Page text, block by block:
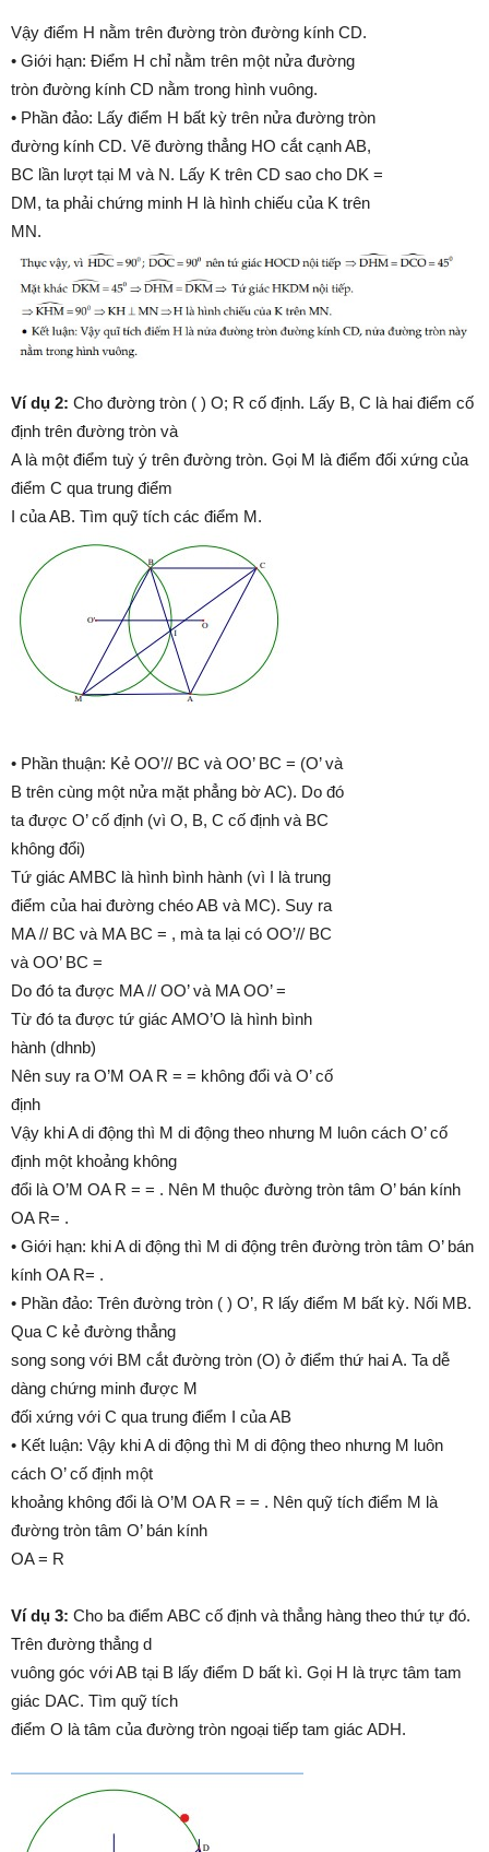
Vậy điểm H nằm trên đường tròn đường kính CD.
• Giới hạn: Điểm H chỉ nằm trên một nửa đường
tròn đường kính CD nằm trong hình vuông.
• Phần đảo: Lấy điểm H bất kỳ trên nửa đường tròn
đường kính CD. Vẽ đường thẳng HO cắt cạnh AB,
BC lần lượt tại M và N. Lấy K trên CD sao cho DK =
DM, ta phải chứng minh H là hình chiếu của K trên
MN.
Ví dụ 2: Cho đường tròn ( ) O; R cố định. Lấy B, C là hai điểm cố
định trên đường tròn và
A là một điểm tuỳ ý trên đường tròn. Gọi M là điểm đối xứng của
điểm C qua trung điểm
I của AB. Tìm quỹ tích các điểm M.
• Phần thuận: Kẻ OO’// BC và OO’ BC = (O’ và
B trên cùng một nửa mặt phẳng bờ AC). Do đó
ta được O’ cố định (vì O, B, C cố định và BC
không đổi)
Tứ giác AMBC là hình bình hành (vì I là trung
điểm của hai đường chéo AB và MC). Suy ra
MA // BC và MA BC = , mà ta lại có OO’// BC
và OO’ BC =
Do đó ta được MA // OO’ và MA OO’ =
Từ đó ta được tứ giác AMO’O là hình bình
hành (dhnb)
Nên suy ra O’M OA R = = không đổi và O’ cố
định
Vậy khi A di động thì M di động theo nhưng M luôn cách O’ cố
định một khoảng không
đổi là O’M OA R = = . Nên M thuộc đường tròn tâm O’ bán kính
OA R= .
• Giới hạn: khi A di động thì M di động trên đường tròn tâm O’ bán
kính OA R= .
• Phần đảo: Trên đường tròn ( ) O’, R lấy điểm M bất kỳ. Nối MB.
Qua C kẻ đường thẳng
song song với BM cắt đường tròn (O) ở điểm thứ hai A. Ta dễ
dàng chứng minh được M
đối xứng với C qua trung điểm I của AB
• Kết luận: Vậy khi A di động thì M di động theo nhưng M luôn
cách O’ cố định một
khoảng không đổi là O’M OA R = = . Nên quỹ tích điểm M là
đường tròn tâm O’ bán kính
OA = R
Ví dụ 3: Cho ba điểm ABC cố định và thẳng hàng theo thứ tự đó.
Trên đường thẳng d
vuông góc với AB tại B lấy điểm D bất kì. Gọi H là trực tâm tam
giác DAC. Tìm quỹ tích
điểm O là tâm của đường tròn ngoại tiếp tam giác ADH.